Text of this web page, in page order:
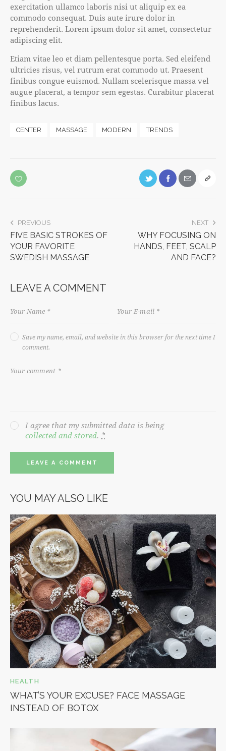
exercitation ullamco laboris nisi ut aliquip ex ea
commodo consequat. Duis aute irure dolor in
reprehenderit. Lorem ipsum dolor sit amet, consectetur
adipiscing elit.
Etiam vitae leo et diam pellentesque porta. Sed eleifend
ultricies risus, vel rutrum erat commodo ut. Praesent
finibus congue euismod. Nullam scelerisque massa vel
augue placerat, a tempor sem egestas. Curabitur placerat
finibus lacus.
CENTER MASSAGE MODERN TRENDS
PREVIOUS
FIVE BASIC STROKES OF
YOUR FAVORITE
SWEDISH MASSAGE
NEXT
WHY FOCUSING ON
HANDS, FEET, SCALP
AND FACE?
LEAVE A COMMENT
Save my name, email, and website in this browser for the next time I
comment.
I agree that my submitted data is being
collected and stored. *
YOU MAY ALSO LIKE
HEALTH
WHAT’S YOUR EXCUSE? FACE MASSAGE
INSTEAD OF BOTOX